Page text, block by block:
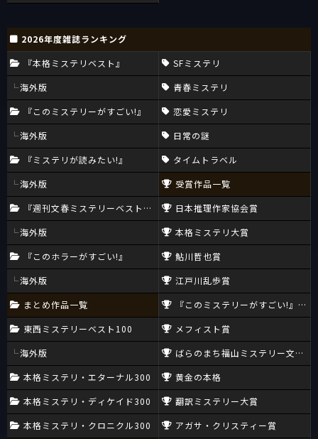
2026年度雑誌ランキング
『本格ミステリベスト』
海外版
『このミステリーがすごい!』
海外版
『ミステリが読みたい!』
海外版
『週刊文春ミステリーベスト10』
海外版
『このホラーがすごい!』
海外版
まとめ作品一覧
東西ミステリーベスト100
海外版
本格ミステリ・エターナル300
本格ミステリ・ディケイド300
本格ミステリ・クロニクル300
SFミステリ
青春ミステリ
恋愛ミステリ
日常の謎
タイムトラベル
受賞作品一覧
日本推理作家協会賞
本格ミステリ大賞
鮎川哲也賞
江戸川乱歩賞
『このミステリーがすごい!』大賞
メフィスト賞
ばらのまち福山ミステリー文学新
黄金の本格
翻訳ミステリー大賞
アガサ・クリスティー賞